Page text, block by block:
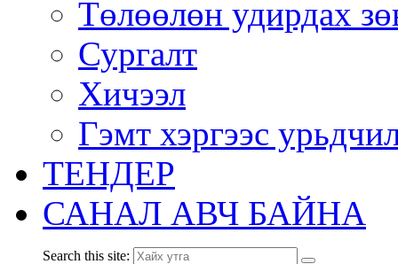
Төлөөлөн удирдах
Сургалт
Хичээл
Гэмт хэргээс
ТЕНДЕР
САНАЛ АВЧ БАЙНА
Search this site: